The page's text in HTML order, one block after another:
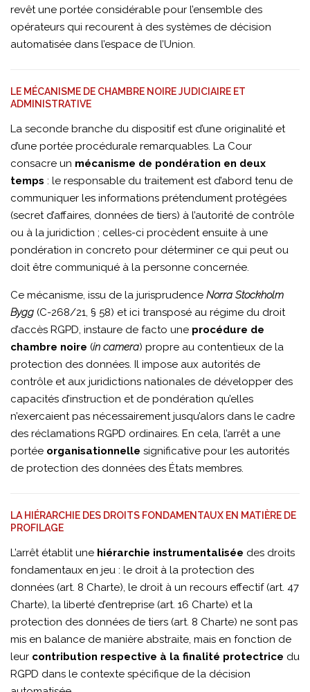
revêt une portée considérable pour l’ensemble des
opérateurs qui recourent à des systèmes de décision
automatisée dans l’espace de l’Union.
LE MÉCANISME DE CHAMBRE NOIRE JUDICIAIRE ET
ADMINISTRATIVE
La seconde branche du dispositif est d’une originalité et
d’une portée procédurale remarquables. La Cour
consacre un mécanisme de pondération en deux
temps : le responsable du traitement est d’abord tenu de
communiquer les informations prétendument protégées
(secret d’affaires, données de tiers) à l’autorité de contrôle
ou à la juridiction ; celles-ci procèdent ensuite à une
pondération in concreto pour déterminer ce qui peut ou
doit être communiqué à la personne concernée.
Ce mécanisme, issu de la jurisprudence Norra Stockholm
Bygg (C-268/21, § 58) et ici transposé au régime du droit
d’accès RGPD, instaure de facto une procédure de
chambre noire (in camera) propre au contentieux de la
protection des données. Il impose aux autorités de
contrôle et aux juridictions nationales de développer des
capacités d’instruction et de pondération qu’elles
n’exercaient pas nécessairement jusqu’alors dans le cadre
des réclamations RGPD ordinaires. En cela, l’arrêt a une
portée organisationnelle significative pour les autorités
de protection des données des États membres.
LA HIÉRARCHIE DES DROITS FONDAMENTAUX EN MATIÈRE DE
PROFILAGE
L’arrêt établit une hiérarchie instrumentalisée des droits
fondamentaux en jeu : le droit à la protection des
données (art. 8 Charte), le droit à un recours effectif (art. 47
Charte), la liberté d’entreprise (art. 16 Charte) et la
protection des données de tiers (art. 8 Charte) ne sont pas
mis en balance de manière abstraite, mais en fonction de
leur contribution respective à la finalité protectrice du
RGPD dans le contexte spécifique de la décision